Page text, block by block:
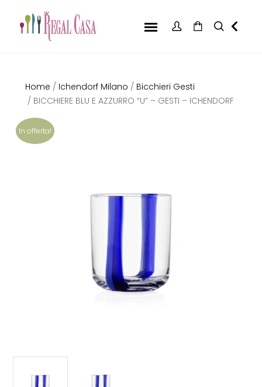
In offerta!
Home / Ichendorf Milano / Bicchieri Gesti
/ BICCHIERE BLU E AZZURRO “U” – GESTI – ICHENDORF